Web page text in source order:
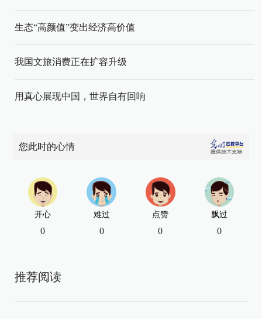
生态“高颜值”变出经济高价值
我国文旅消费正在扩容升级
用真心展现中国，世界自有回响
您此时的心情
开心
0
难过
0
点赞
0
飘过
0
推荐阅读